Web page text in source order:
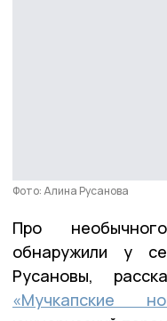
Фото: Алина Русанова
Про
обнаружили у
Русановы,
«Мучкапские